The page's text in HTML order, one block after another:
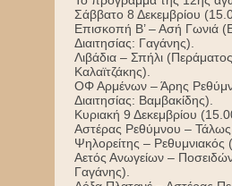
Σάββατο 8 Δεκεμβρίου
Επισκοπή Β’ – Ασή Γωνιά
Διαιτησίας: Γαγάνης).
Λιβάδια – Σπήλι
Καλαϊτζάκης).
ΟΦ Αρμένων – Άρης
Διαιτησίας: Βαμβακίδης).
Κυριακή 9 Δεκεμβρίου
Αστέρας Ρεθύμνου –
Ψηλορείτης –
Αετός Ανωγείων –
Γαγάνης).